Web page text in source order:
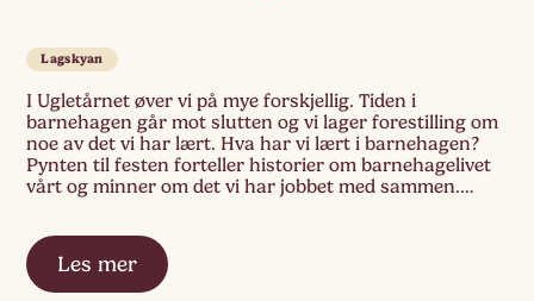
Lagskyan
I Ugletårnet øver vi på mye forskjellig. Tiden i
barnehagen går mot slutten og vi lager forestilling om
noe av det vi har lært. Hva har vi lært i barnehagen?
Pynten til festen forteller historier om barnehagelivet
vårt og minner om det vi har jobbet med sammen.
Les mer